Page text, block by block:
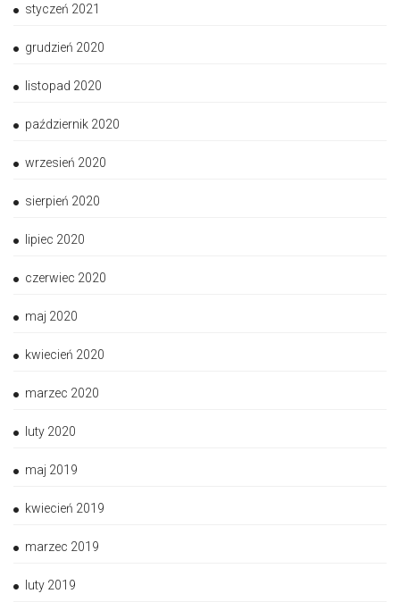
styczeń 2021
grudzień 2020
listopad 2020
październik 2020
wrzesień 2020
sierpień 2020
lipiec 2020
czerwiec 2020
maj 2020
kwiecień 2020
marzec 2020
luty 2020
maj 2019
kwiecień 2019
marzec 2019
luty 2019